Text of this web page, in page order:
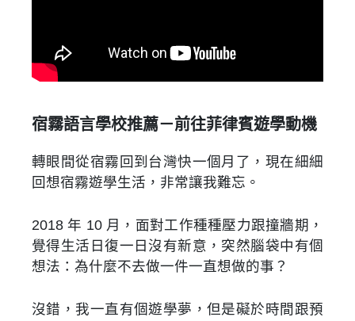
宿霧語言學校推薦－前往菲律賓遊學動機
轉眼間從宿霧回到台灣快一個月了，現在細細
回想宿霧遊學生活，非常讓我難忘。
2018 年 10 月，面對工作種種壓力跟撞牆期，
覺得生活日復一日沒有新意，突然腦袋中有個
想法：為什麼不去做一件一直想做的事？
沒錯，我一直有個遊學夢，但是礙於時間跟預